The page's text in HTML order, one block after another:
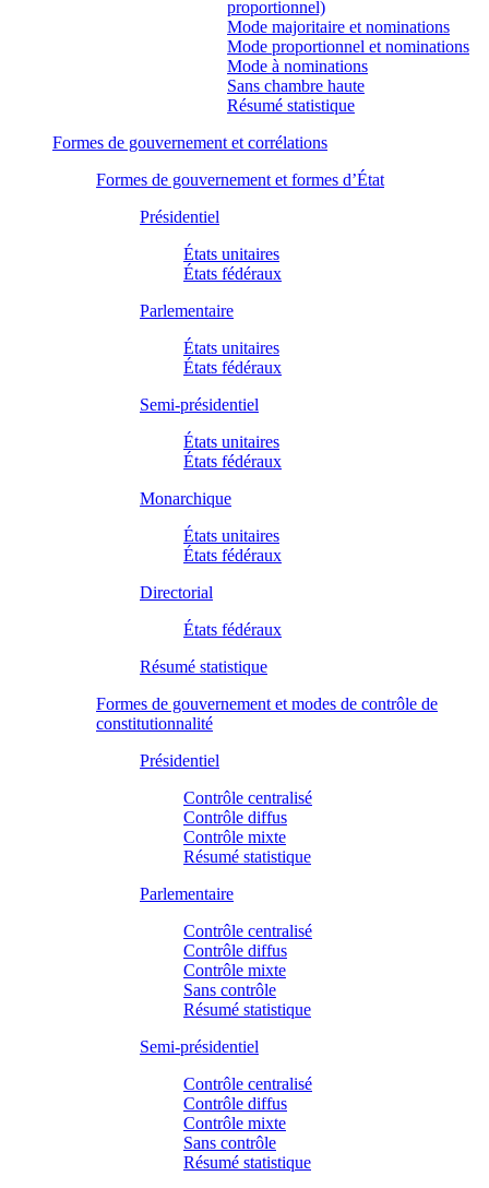
proportionnel)
Mode majoritaire et nominations
Mode proportionnel et nominations
Mode à nominations
Sans chambre haute
Résumé statistique
Formes de gouvernement et corrélations
Formes de gouvernement et formes d’État
Présidentiel
États unitaires
États fédéraux
Parlementaire
États unitaires
États fédéraux
Semi-présidentiel
États unitaires
États fédéraux
Monarchique
États unitaires
États fédéraux
Directorial
États fédéraux
Résumé statistique
Formes de gouvernement et modes de contrôle de
constitutionnalité
Présidentiel
Contrôle centralisé
Contrôle diffus
Contrôle mixte
Résumé statistique
Parlementaire
Contrôle centralisé
Contrôle diffus
Contrôle mixte
Sans contrôle
Résumé statistique
Semi-présidentiel
Contrôle centralisé
Contrôle diffus
Contrôle mixte
Sans contrôle
Résumé statistique